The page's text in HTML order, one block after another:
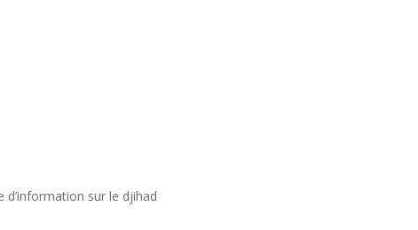
sur le djihad